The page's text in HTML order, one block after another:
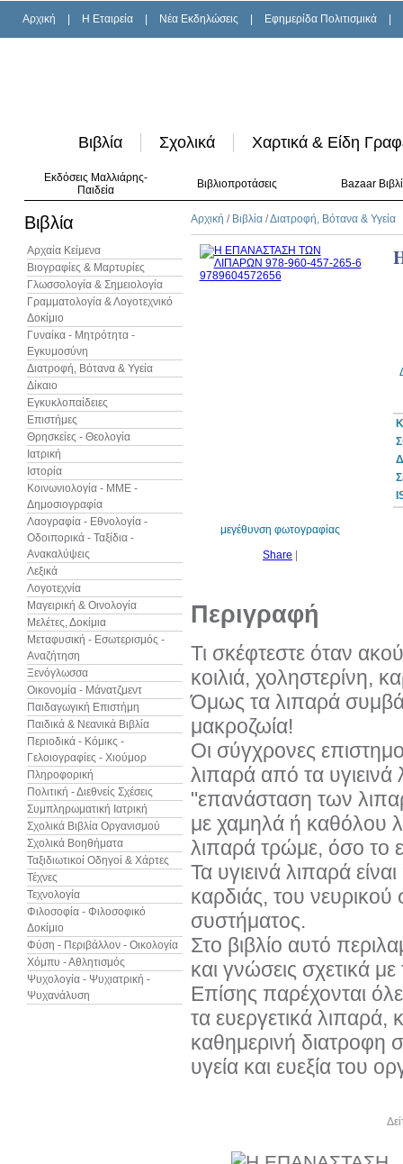
Αρχική H Εταιρεία Νέα Εκδηλώσεις Εφημερίδα Πολιτισμικά
Βιβλία Σχολικά Χαρτικά & Είδη
Εκδόσεις Μαλλιάρης-
Παιδεία
Βιβλιοπροτάσεις Bazaar
Βιβλία
Αρχαία Κείμενα
Βιογραφίες & Μαρτυρίες
Γλωσσολογία & Σημειολογία
Γραμματολογία & Λογοτεχνικό
Δοκίμιο
Γυναίκα - Μητρότητα -
Εγκυμοσύνη
Διατροφή, Βότανα & Υγεία
Δίκαιο
Εγκυκλοπαίδειες
Επιστήμες
Θρησκείες - Θεολογία
Ιατρική
Ιστορία
Κοινωνιολογία - ΜΜΕ -
Δημοσιογραφία
Λαογραφία - Εθνολογία -
Οδοιπορικά - Ταξίδια -
Ανακαλύψεις
Λεξικά
Λογοτεχνία
Μαγειρική & Οινολογία
Μελέτες, Δοκίμια
Μεταφυσική - Εσωτερισμός -
Αναζήτηση
Ξενόγλωσσα
Οικονομία - Μάνατζμεντ
Παιδαγωγική Επιστήμη
Παιδικά & Νεανικά Βιβλία
Περιοδικά - Κόμικς -
Γελοιογραφίες - Χιούμορ
Πληροφορική
Πολιτική - Διεθνείς Σχέσεις
Συμπληρωματική Ιατρική
Σχολικά Βιβλία Οργανισμού
Σχολικά Βοηθήματα
Ταξιδιωτικοί Οδηγοί & Χάρτες
Τέχνες
Τεχνολογία
Φιλοσοφία - Φιλοσοφικό
Δοκίμιο
Φύση - Περιβάλλον - Οικολογία
Χόμπυ - Αθλητισμός
Ψυχολογία - Ψυχιατρική -
Ψυχανάλυση
Αρχική / Βιβλία /Διατροφή, Βότανα & Υγεία
μεγέθυνση φωτογραφίας
Share
Περιγραφή
Τι σκέφτεστε όταν
κοιλιά, χοληστερίνη,
Όμως τα λιπαρά
μακροζωία!
Οι σύγχρονες
λιπαρά από τα
"επανάσταση των
με χαμηλά ή καθόλου
λιπαρά τρώμε, όσο το
Τα υγιεινά λιπαρά
καρδιάς, του
συστήματος.
Στο βιβλίο αυτό
και γνώσεις σχετικά
Επίσης παρέχονται
τα ευεργετικά λιπαρά,
καθημερινή διατροφη
υγεία και ευεξία του